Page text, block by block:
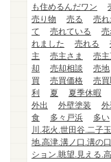
も住めるんだワン
売り物
売る 売れ
て
売れている 売
れました
売れる
主
売主さま 売
却
売却相談 売地
買
売買価格 売買
利
夏 夏季休暇
外出
外壁塗装
食
多々戸浜 多い
川.花火.世田谷.二子
地.高津.溝ノ口.溝の
ション.眺望.見える.